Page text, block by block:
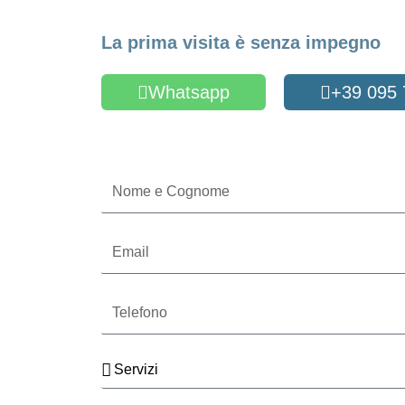
La prima visita è senza impegno
Whatsapp +39 095
Cognome
Servizi